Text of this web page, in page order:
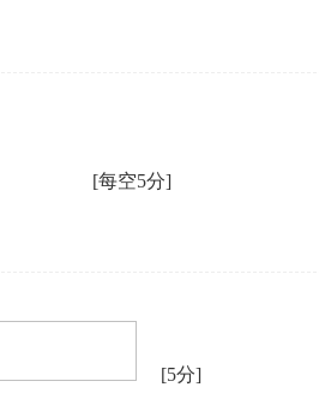
[每空5分]
[5分]